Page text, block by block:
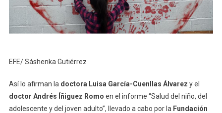
EFE/ Sáshenka Gutiérrez
Así lo afirman la doctora Luisa García-Cuenllas Álvarez y el
doctor Andrés Íñiguez Romo en el informe “Salud del niño, del
adolescente y del joven adulto”, llevado a cabo por la Fundación